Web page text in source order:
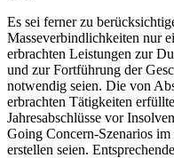
Es sei ferner zu
Masseverbindlichkeiten nur
erbrachten Leistungen zur
und zur Fortführung der
notwendig seien. Die von
erbrachten Tätigkeiten
Jahresabschlüsse vor
Going Concern-Szenarios
erstellen seien.